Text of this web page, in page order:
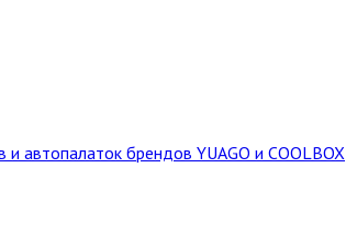
автопалаток брендов YUAGO и COOLBOX